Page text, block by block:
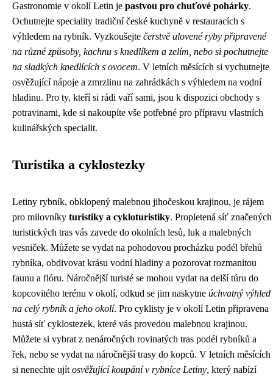
Gastronomie v okolí Letin je pastvou pro chuťové pohárky.
Ochutnejte speciality tradiční české kuchyně v restauracích s
výhledem na rybník. Vyzkoušejte čerstvě ulovené ryby připravené
na různé způsoby, kachnu s knedlíkem a zelím, nebo si pochutnejte
na sladkých knedlících s ovocem. V letních měsících si vychutnejte
osvěžující nápoje a zmrzlinu na zahrádkách s výhledem na vodní
hladinu. Pro ty, kteří si rádi vaří sami, jsou k dispozici obchody s
potravinami, kde si nakoupíte vše potřebné pro přípravu vlastních
kulinářských specialit.
Turistika a cyklostezky
Letiny rybník, obklopený malebnou jihočeskou krajinou, je rájem
pro milovníky turistiky a cykloturistiky. Propletená síť značených
turistických tras vás zavede do okolních lesů, luk a malebných
vesniček. Můžete se vydat na pohodovou procházku podél břehů
rybníka, obdivovat krásu vodní hladiny a pozorovat rozmanitou
faunu a flóru. Náročnější turisté se mohou vydat na delší túru do
kopcovitého terénu v okolí, odkud se jim naskytne úchvatný výhled
na celý rybník a jeho okolí. Pro cyklisty je v okolí Letin připravena
hustá síť cyklostezek, které vás provedou malebnou krajinou.
Můžete si vybrat z nenáročných rovinatých tras podél rybníků a
řek, nebo se vydat na náročnější trasy do kopců. V letních měsících
si nenechte ujít osvěžující koupání v rybníce Letiny, který nabízí